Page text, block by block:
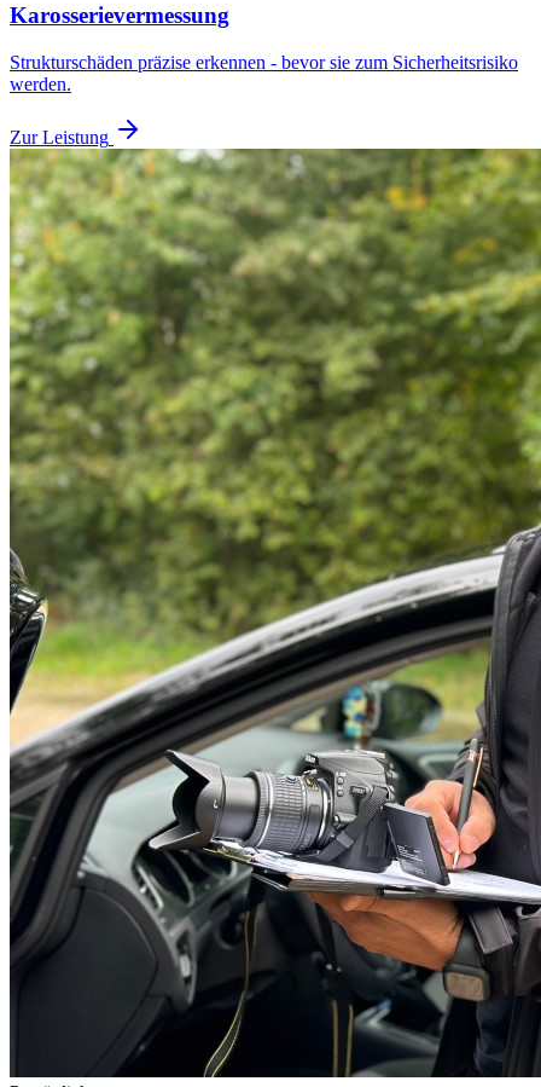
Karosserievermessung
Strukturschäden präzise erkennen - bevor sie zum Sicherheitsrisiko
werden.
Zur Leistung